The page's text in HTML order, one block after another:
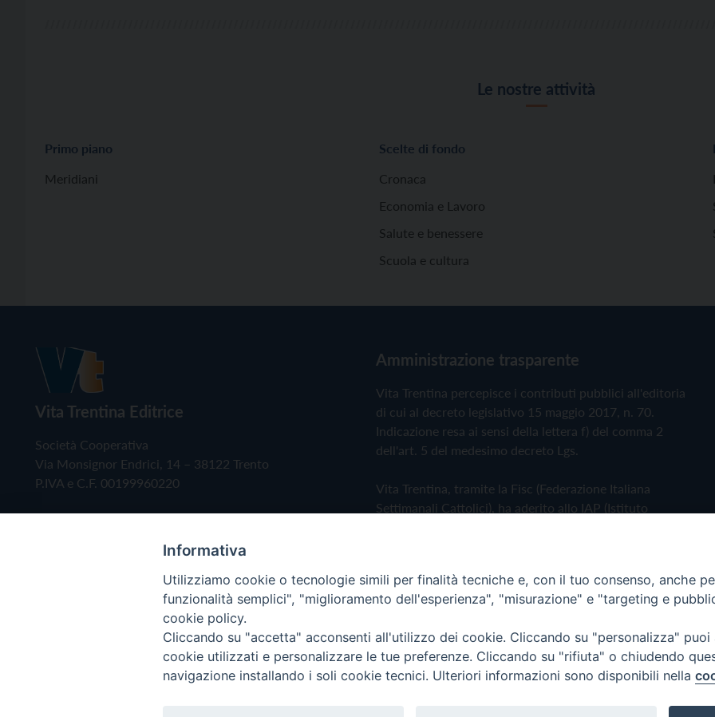
Le nostre attività
Primo piano
Meridiani
Scelte di fondo
Cronaca
Economia e Lavoro
Salute e benessere
Scuola e cultura
Vita Trentina Editrice
Società Cooperativa
Via Monsignor Endrici, 14 – 38122 Trento
P.IVA e C.F. 00199960220
Amministrazione trasparente
Vita Trentina percepisce i contributi pubblici all'editoria
di cui al decreto legislativo 15 maggio 2017, n. 70.
Indicazione resa ai sensi della lettera f) del comma 2
dell'art. 5 del medesimo decreto Lgs.
Vita Trentina, tramite la Fisc (Federazione Italiana
Settimanali Cattolici), ha aderito allo IAP (Istituto
Privacy Policy Cookie Policy
Copyright © 2019 - Tutti i diritti riservati - Vita Trentina Editrice
Informativa
Utilizziamo cookie o tecnologie simili per finalità tecniche e, con il tuo consenso, anche
funzionalità semplici", "miglioramento dell'esperienza", "misurazione" e "targeting e
cookie policy.
Cliccando su "accetta" acconsenti all'utilizzo dei cookie. Cliccando su "personalizza"
cookie utilizzati e personalizzare le tue preferenze. Cliccando su "rifiuta" o chiudendo
navigazione installando i soli cookie tecnici. Ulteriori informazioni sono disponibili nella